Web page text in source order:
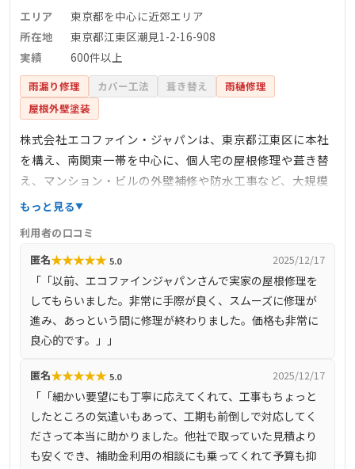
エリア
東京都を中心に近郊エリア
所在地
東京都江東区潮見1-2-16-908
実績
600件以上
雨漏り修理 カバー工法 葺き替え
雨樋修理
屋根外壁塗装
株式会社エコファイン・ジャパンは、東京都江東区に本社
を構え、南関東一帯を中心に、個人宅の屋根修理や葺き替
え、マンション・ビルの外壁補修や防水工事など、大規模
修繕にも対応している企業です。これまでに600件以上の施
に、火災保険をはじめとした災害保険の適用に関するノウ
ハウを豊富に持ち、台風や大雪などの災害による損傷の場
合、保険金を活用して自己負担なく修理が可能な場合があ
ります。実際に、同社が施工を行ったお客様の約3分の2
は、保険適用によるものでした。
もっと見る
利用者の口コミ
匿名★★★★★ 5.0 2025/12/17
「「以前、エコファインジャパンさんで実家の屋根修理を
してもらいました。非常に手際が良く、スムーズに修理が
進み、あっという間に修理が終わりました。価格も非常に
良心的です。」」
匿名★★★★★ 5.0 2025/12/17
「「細かい要望にも丁寧に応えてくれて、工事もちょっと
したところの気遣いもあって、工期も前倒しで対応してく
ださって本当に助かりました。他社で取っていた見積より
も安くでき、補助金利用の相談にも乗ってくれて予算も抑